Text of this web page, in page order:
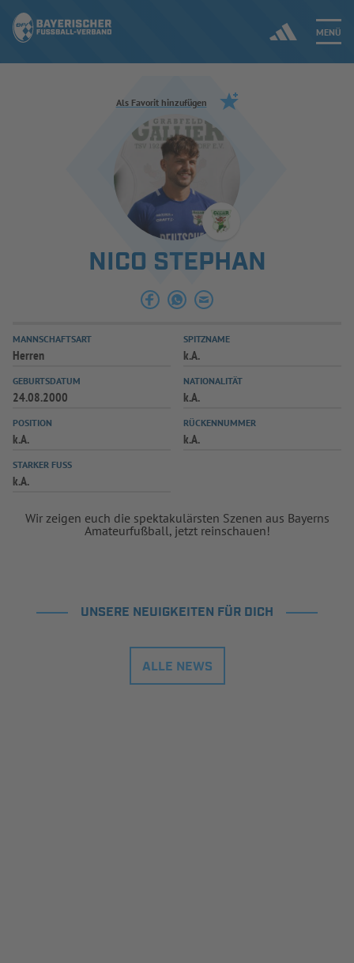
MENÜ
Jetzt einloggen
ERGEBNISSE & WETTBEWERBE
SPIELBETRIEB & VERBANDSLEBEN
AUSBILDUNG & FÖRDERUNG
SPIELPLUS
Als Favorit hinzufügen
NICO STEPHAN
MANNSCHAFTSART
Herren
SPITZNAME
k.A.
GEBURTSDATUM
24.08.2000
NATIONALITÄT
k.A.
POSITION
k.A.
RÜCKENNUMMER
k.A.
STARKER FUSS
k.A.
Wir zeigen euch die spektakulärsten Szenen aus Bayerns
Amateurfußball, jetzt reinschauen!
UNSERE NEUIGKEITEN FÜR DICH
ALLE NEWS